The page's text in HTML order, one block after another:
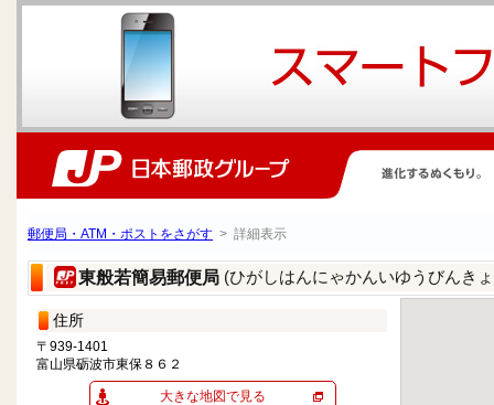
郵便局・ATM・ポストをさがす > 詳細表示
東般若簡易郵便局 (ひがしはんにゃかんいゆうびんき
住所
〒939-1401
富山県砺波市東保８６２
大きな地図で見る